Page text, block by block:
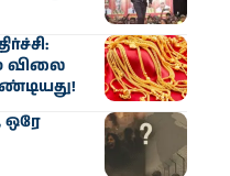
விலை